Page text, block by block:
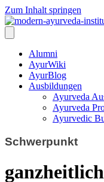
Zum Inhalt springen
Alumni
AyurWiki
AyurBlog
Ausbildungen
Ayurveda
Ayurveda
Ayurvedic
Schwerpunkt